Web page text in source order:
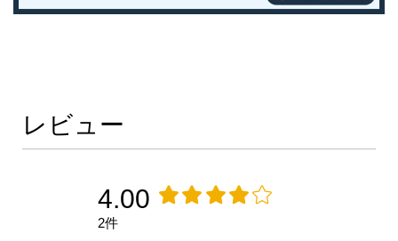
レビュー
4.00
2件